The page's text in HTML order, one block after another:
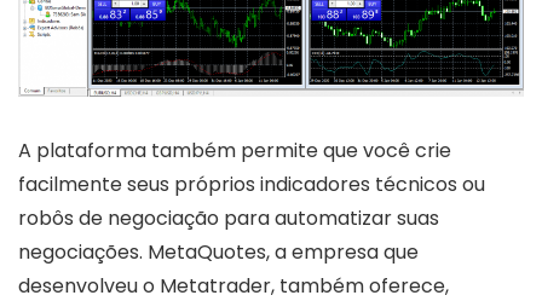
A plataforma também permite que você crie
facilmente seus próprios indicadores técnicos ou
robôs de negociação para automatizar suas
negociações. MetaQuotes, a empresa que
desenvolveu o Metatrader, também oferece,